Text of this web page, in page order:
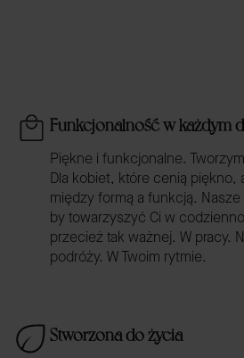
Funkcjonalność w każdym
Piękne i funkcjonalne.
Dla kobiet, które cenią piękno,
między formą a funkcją.
by towarzyszyć Ci w
przecież tak ważnej. W pracy.
podróży. W Twoim rytmie.
Stworzona do życia